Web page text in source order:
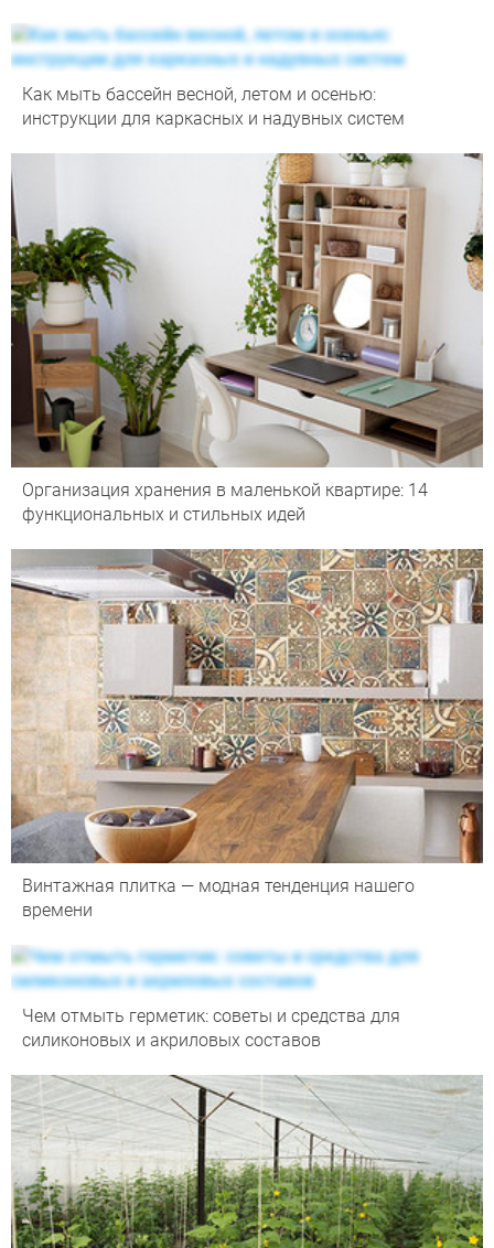
Как мыть бассейн весной, летом и осенью:
инструкции для каркасных и надувных систем
Организация хранения в маленькой квартире: 14
функциональных и стильных идей
Винтажная плитка — модная тенденция нашего
времени
Чем отмыть герметик: советы и средства для
силиконовых и акриловых составов